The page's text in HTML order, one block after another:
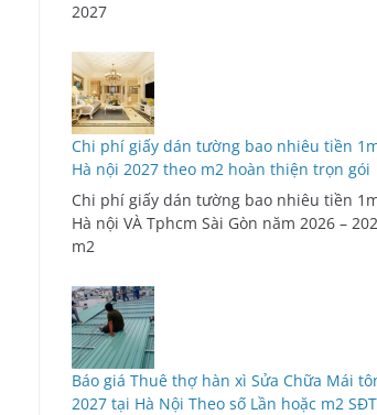
2027
Chi phí giấy dán tường bao nhiêu tiền
Hà nội 2027 theo m2 hoàn thiện trọn gói
Chi phí giấy dán tường bao nhiêu tiền
Hà nội VÀ Tphcm Sài Gòn năm 2026 –
m2
Báo giá Thuê thợ hàn xì Sửa Chữa Mái
2027 tại Hà Nội Theo số Lần hoặc m2 SĐT